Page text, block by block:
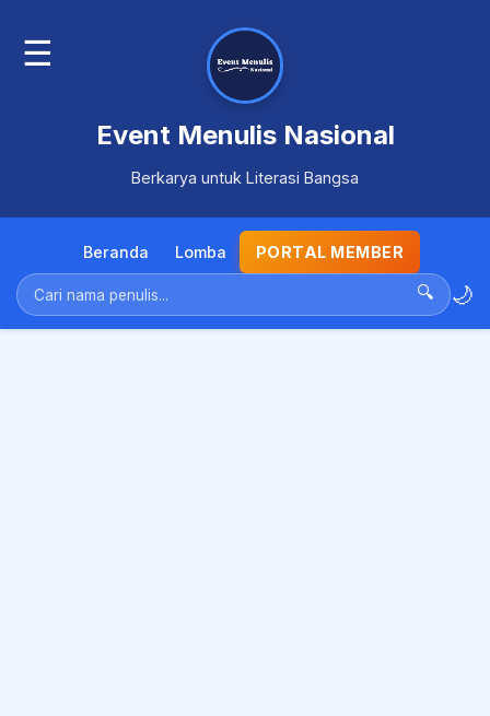
☰
Event Menulis Nasional
Berkarya untuk Literasi Bangsa
Beranda Lomba PORTAL MEMBER
🔍 🌙